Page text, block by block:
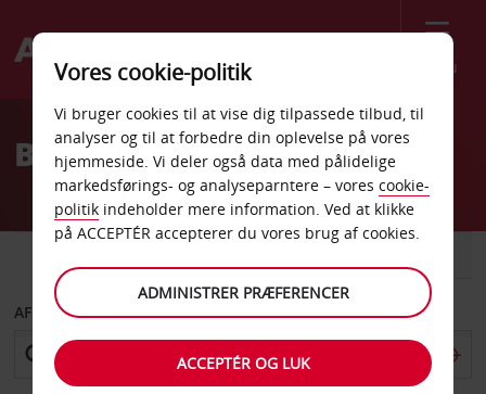
Menu
Welcome
AvisBilleje Castle Shannon
AFHENT FRA
Vores cookie-politik
Vi bruger cookies til at vise dig tilpassede tilbud, til
analyser og til at forbedre din oplevelse på vores
hjemmeside. Vi deler også data med pålidelige
markedsførings- og analyseparntere – vores cookie-
politik indeholder mere information. Ved at klikke
på ACCEPTÉR accepterer du vores brug af cookies.
ADMINISTRER PRÆFERENCER
ACCEPTÉR OG LUK